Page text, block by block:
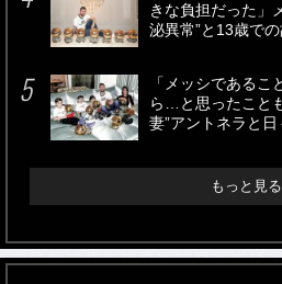
きな負担だった」
泌異常”と13歳で
「メッシであるこ
ら…と思ったこと
妻”アントネラと
もっと見る